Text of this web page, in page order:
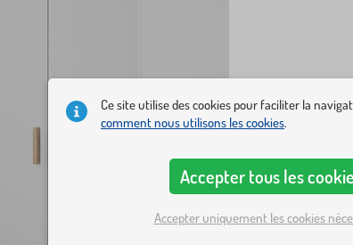
Ce site utilise des cookies pour faciliter la
comment nous utilisons les cookies.
Accepter tous les
Accepter uniquement les cookies